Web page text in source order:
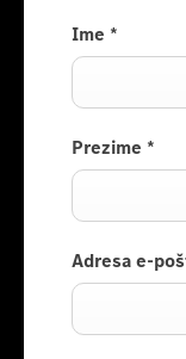
Ime *
Prezime *
Adresa e-